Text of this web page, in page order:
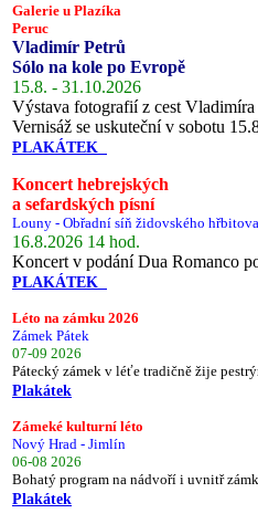
Galerie u Plazíka
Peruc
Vladimír Petrů
Sólo na kole po Evropě
15.8. - 31.10.2026
Výstava fotografií z cest
Vernisáž se uskuteční v sobotu
PLAKÁTEK
Koncert hebrejských
a sefardských písní
Louny - Obřadní síň židovského hřbitova
16.8.2026 14 hod.
Koncert v podání Dua Romanco
PLAKÁTEK
Léto na zámku 2026
Zámek Pátek
07-09 2026
Pátecký zámek v léťe tradičně žije
Plakátek
Zámeké kulturní léto
Nový Hrad - Jimlín
06-08 2026
Bohatý program na nádvoří i uvnitř
Plakátek